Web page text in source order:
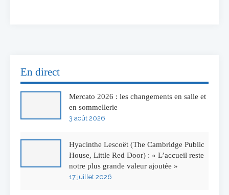
En direct
Mercato 2026 : les changements en salle et
en sommellerie
3 août 2026
Hyacinthe Lescoët (The Cambridge Public
House, Little Red Door) : « L’accueil reste
notre plus grande valeur ajoutée »
17 juillet 2026